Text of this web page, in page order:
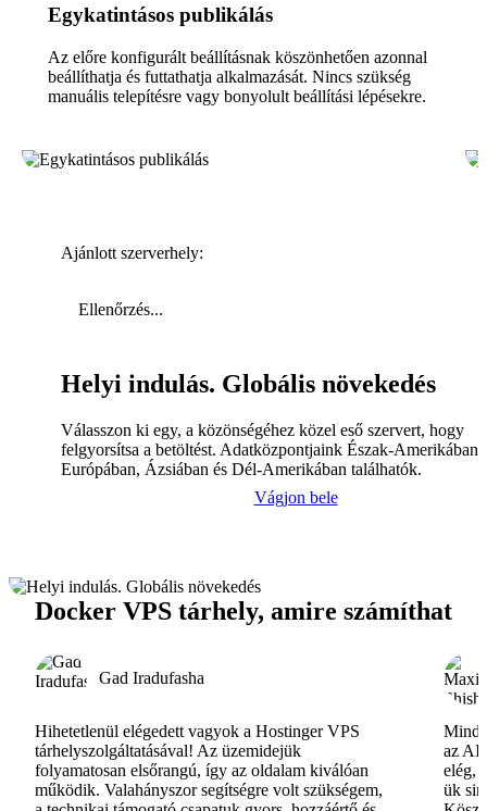
Egykatintásos publikálás
Az előre konfigurált beállításnak köszönhetően azonnal
beállíthatja és futtathatja alkalmazását. Nincs szükség
manuális telepítésre vagy bonyolult beállítási lépésekre.
Ajánlott szerverhely:
Ellenőrzés...
Helyi indulás. Globális növekedés
Válasszon ki egy, a közönségéhez közel eső szervert, hogy
felgyorsítsa a betöltést. Adatközpontjaink Észak-Amerikában,
Európában, Ázsiában és Dél-Amerikában találhatók.
Vágjon bele
Docker VPS tárhely, amire számíthat
Gad Iradufasha
Hihetetlenül elégedett vagyok a Hostinger VPS
tárhelyszolgáltatásával! Az üzemidejük
folyamatosan elsőrangú, így az oldalam kiválóan
működik. Valahányszor segítségre volt szükségem,
az AI-
elég,
ük